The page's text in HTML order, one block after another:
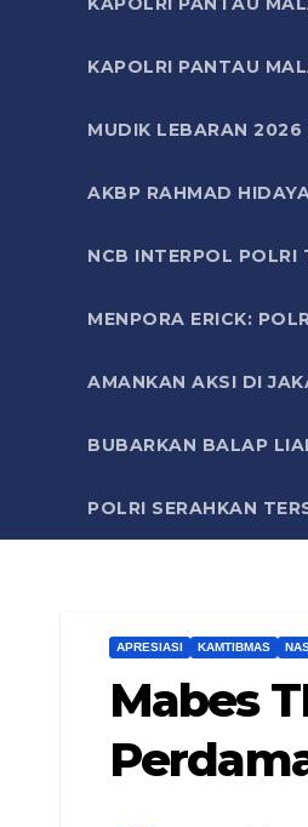
KAPOLRI PANTAU
MUDIK LEBARAN
AKBP RAHMAD
NCB INTERPOL
MENPORA ERICK:
AMANKAN AKSI DI
BUBARKAN BALAP
POLRI SERAHKAN
APRESIASI KAMTIBMAS
Mabes